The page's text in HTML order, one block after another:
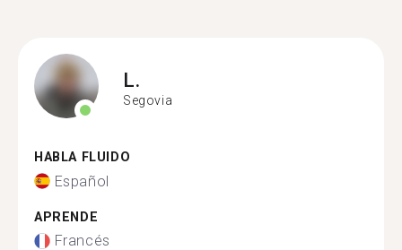
L.
Segovia
HABLA FLUIDO
Español
APRENDE
Francés